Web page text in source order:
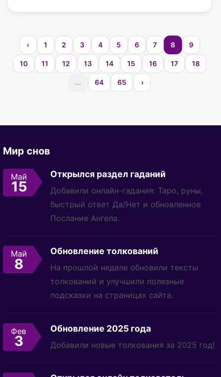
‹ 1 2 3 4 5 6 7 8 9
10 11 12 13 14 15 16 17 18
... 64 65 ›
Мир снов
Май
15
Открылся раздел гаданий
Добавили онлайн-гадания: Таро, руны,
быстрый ответ Да/Нет и обновленное
Послание Ангела.
Май
8
Обновление толкований
На прошлой неделе обновили тексты
толкований и улучшили полезные
подсказки на страницах сайта.
Фев
3
Обновление 2025 года
Добавили новые толкования за 2025 год!